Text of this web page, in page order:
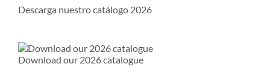
Descarga nuestro catálogo 2026
Download our 2026 catalogue